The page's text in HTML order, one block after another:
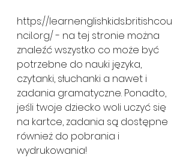
https://learnenglishkids.britishcou
ncil.org/ - na tej stronie można
znaleźć wszystko co może być
potrzebne do nauki języka,
czytanki, słuchanki a nawet i
zadania gramatyczne. Ponadto,
jeśli twoje dziecko woli uczyć się
na kartce, zadania są dostępne
również do pobrania i
wydrukowania!